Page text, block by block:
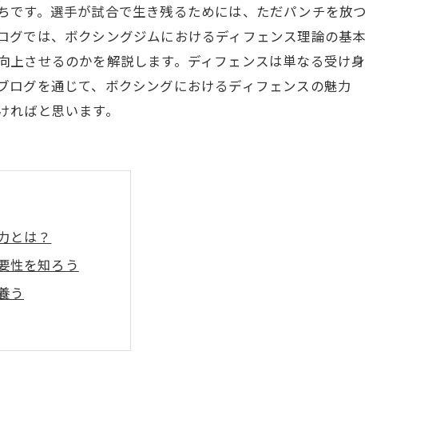
す。選手が試合で生き残るためには、ただパンチを放つ
では、ボクシングジムにおけるディフェンス理論の基本
させるのかを解説します。ディフェンスは単なる受け身
グを通じて、ボクシングにおけるディフェンスの魅力
ばと思います。
とは？
性を知ろう
う
理論を学ぼう